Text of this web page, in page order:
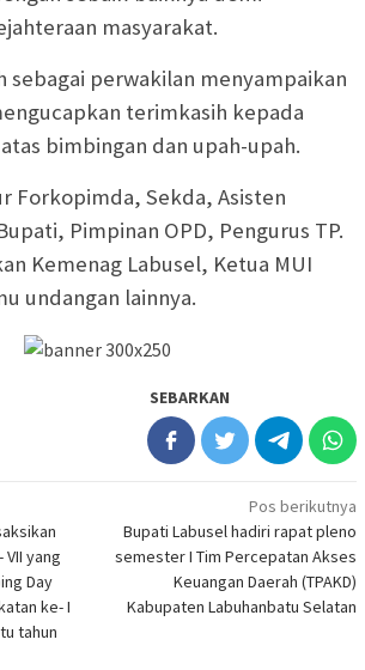
masyarakat.
sebagai perwakilan menyampaikan
terimkasih kepada
bimbingan dan upah-upah.
Forkopimda, Sekda, Asisten
Pimpinan OPD, Pengurus TP.
Kemenag Labusel, Ketua MUI
undangan lainnya.
SEBARKAN
yang
Day
ke- I
tahun
Pos berikutnya
Bupati Labusel hadiri rapat pleno
semester I Tim Percepatan Akses
Keuangan Daerah (TPAKD)
Kabupaten Labuhanbatu Selatan